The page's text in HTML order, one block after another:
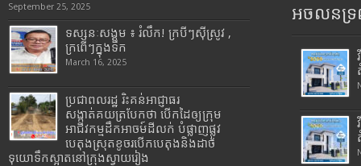
September 25, 2025
ទស្សនៈសង្គម ៖ រំលឹក! ក្របីៗស៊ីស្រូវ ,
ក្រពើៗក្នុងទឹក
March 16, 2025
ប្រជាពលរដ្ឋ រិះគន់អាជ្ញាធរ
សង្កាត់គយត្របែកថា បើកដៃឲ្យក្រុម
អាជីវកម្មដឹកអាចម៍ដីលក់ បំផ្លាញផ្លូវ
បេតុងស្រុតខូចរបើកបេតុងនិងដាច់
ទុយោទឹកស្អាតនៅក្រុងស្វាយរៀង
អចលនទ្រ